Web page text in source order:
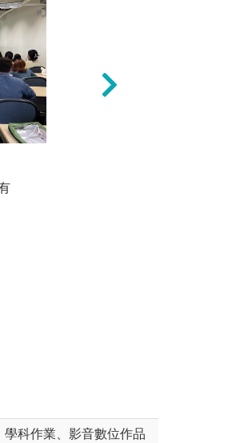
指
強
科作業、影音數位作品